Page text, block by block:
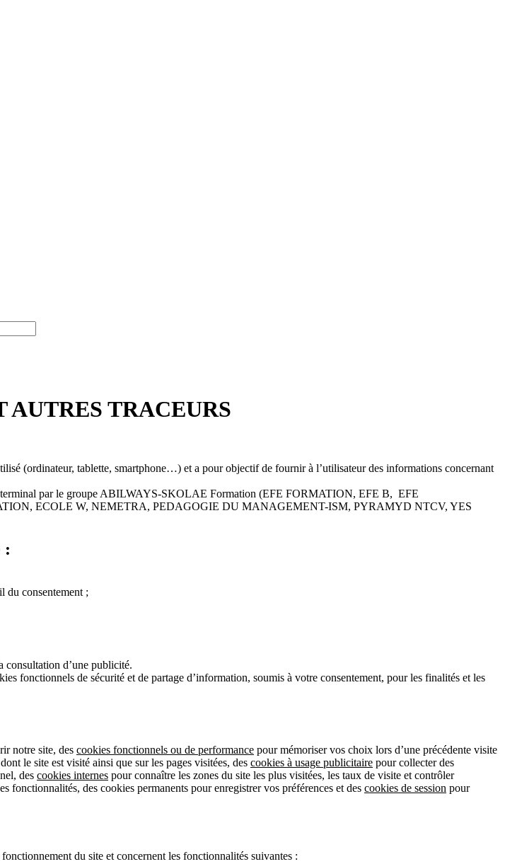
TRACEURS
(ordinateur, tablette, smartphone…) et a pour objectif de fournir à l’utilisateur des informations concernant
terminal par le groupe ABILWAYS-SKOLAE Formation (EFE FORMATION, EFE B, EFE
ECOLE W, NEMETRA, PEDAGOGIE DU MANAGEMENT-ISM, PYRAMYD NTCV, YES
:
du consentement ;
consultation d’une publicité.
fonctionnels de sécurité et de partage d’information, soumis à votre consentement, pour les finalités et les
notre site, des cookies fonctionnels ou de performance pour mémoriser vos choix lors d’une précédente visite
le site est visité ainsi que sur les pages visitées, des cookies à usage publicitaire pour collecter des
des cookies internes pour connaître les zones du site les plus visitées, les taux de visite et contrôler
fonctionnalités, des cookies permanents pour enregistrer vos préférences et des cookies de session pour
du site et concernent les fonctionnalités suivantes :